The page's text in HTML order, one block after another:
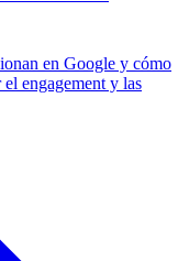
en Google y cómo
engagement y las